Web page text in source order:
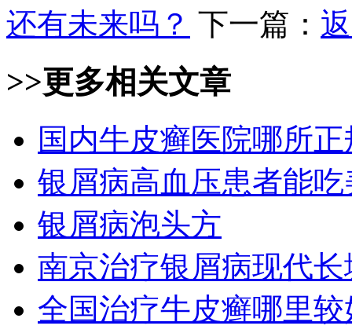
还有未来吗？ 下一篇：
>>更多相关文章
国内牛皮癣医院哪所正
银屑病高血压患者能
银屑病泡头方
南京治疗银屑病现代
全国治疗牛皮癣哪里